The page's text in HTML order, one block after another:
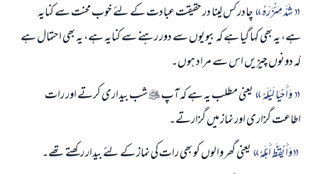
شَدَّ مِئْزَرَهُ چادر کس لینا در حقیقت عبادت کے لئے خوب محنت سے کنایہ
ہے، یہ بھی کہا گیا ہے کہ بیویوں سے دور رہنے سے کنایہ ہے، یہ بھی احتمال ہے
کہ دونوں چیزیں اس سے مراد ہوں۔
وَأَحْيَا لَيْلَهُ یعنی مطلب یہ ہے کہ آپشب بیداری کرتے اور رات
اطاعت گزاری اور نماز میں گزارتے۔
وَأَيْقَظَ أَهْلَهُ یعنی گھر والوں کو بھی رات کی نماز کے لئے بیدار رکھتے تھے۔